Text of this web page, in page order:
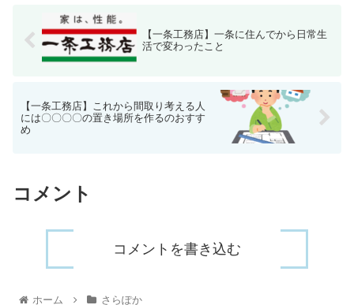
【一条工務店】一条に住んでから日常生
活で変わったこと
【一条工務店】これから間取り考える人
には〇〇〇〇の置き場所を作るのおすす
め
コメント
コメントを書き込む
ホーム さらぽか